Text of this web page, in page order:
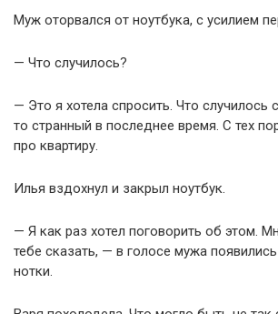
Муж оторвался от ноутбука, с усилием
— Что случилось?
— Это я хотела спросить. Что случилось
то странный в последнее время. С тех
про квартиру.
Илья вздохнул и закрыл ноутбук.
— Я как раз хотел поговорить об этом.
тебе сказать, — в голосе мужа
нотки.